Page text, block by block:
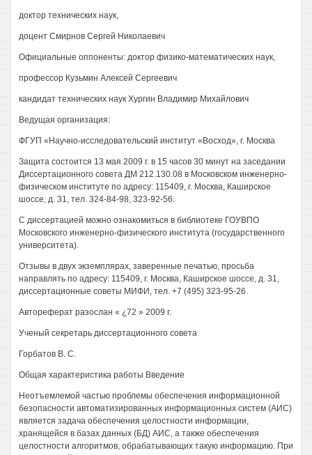
доктор технических наук,
доцент Смирнов Сергей Николаевич
Официальные оппоненты: доктор физико-математических наук,
профессор Кузьмин Алексей Сергеевич
кандидат технических наук Хургин Владимир Михайлович
Ведущая организация:
ФГУП «Научно-исследовательский институт «Восход», г. Москва
Защита состоится 13 мая 2009 г. в 15 часов 30 минут на заседании
Диссертационного совета ДМ 212.130.08 в Московском инженерно-
физическом институте по адресу: 115409, г. Москва, Каширское
шоссе, д. 31, тел. 324-84-98, 323-92-56.
С диссертацией можно ознакомиться в библиотеке ГОУВПО
Московского инженерно-физического института (государственного
университета).
Отзывы в двух экземплярах, заверенные печатью, просьба
направлять по адресу: 115409, г. Москва, Каширское шоссе, д. 31,
диссертационные советы МИФИ, тел. +7 (495) 323-95-26.
Автореферат разослан « ¿72 » 2009 г.
Ученый секретарь диссертационного совета
Горбатов В. С.
Общая характеристика работы Введение
Неотъемлемой частью проблемы обеспечения информационной
безопасности автоматизированных информационных систем (АИС)
является задача обеспечения целостности информации,
хранящейся в базах данных (БД) АИС, а также обеспечения
целостности алгоритмов, обрабатывающих такую информацию. При